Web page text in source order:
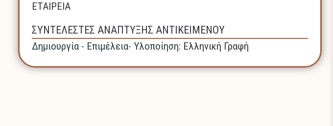
ΕΤΑΙΡΕΙΑ
ΣΥΝΤΕΛΕΣΤΕΣ ΑΝΑΠΤΥΞΗΣ ΑΝΤΙΚΕΙΜΕΝΟΥ
Δημιουργία - Επιμέλεια- Υλοποίηση: Ελληνική Γραφή